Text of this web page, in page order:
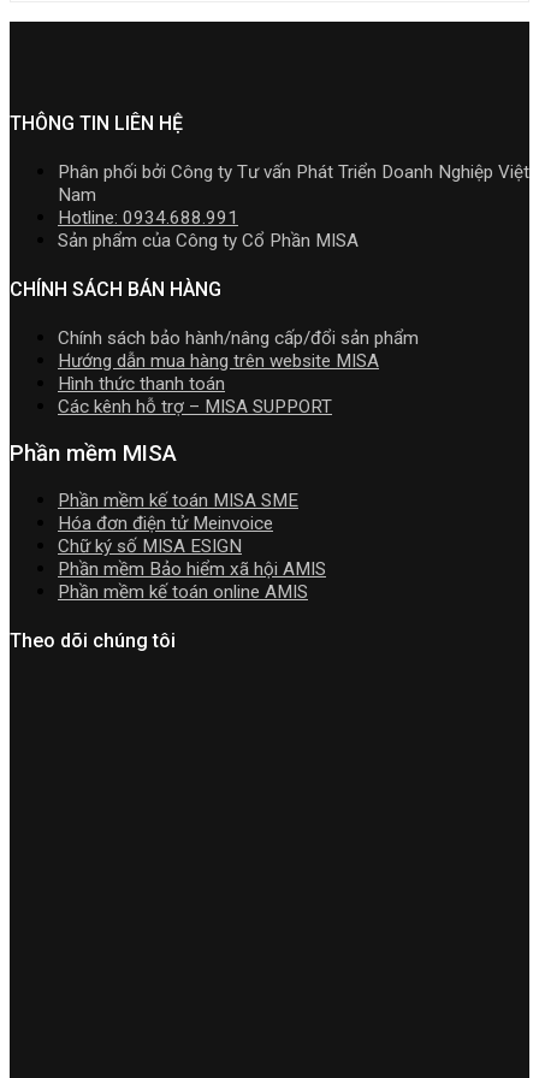
đặt
Download
cần
MISA
doanh
nghiệp
hợp
nhất
mới
2026
mềm
R2
cập
5.5.2
THÔNG TIN LIÊN HỆ
Phân phối bởi Công ty Tư vấn Phát Triển Doanh Nghiệp Việt
Nam
Hotline: 0934.688.991
Sản phẩm của Công ty Cổ Phần MISA
CHÍNH SÁCH BÁN HÀNG
Chính sách bảo hành/nâng cấp/đổi sản phẩm
Hướng dẫn mua hàng trên website MISA
Hình thức thanh toán
Các kênh hỗ trợ – MISA SUPPORT
Phần mềm MISA
Phần mềm kế toán MISA SME
Hóa đơn điện tử Meinvoice
Chữ ký số MISA ESIGN
Phần mềm Bảo hiểm xã hội AMIS
Phần mềm kế toán online AMIS
Theo dõi chúng tôi